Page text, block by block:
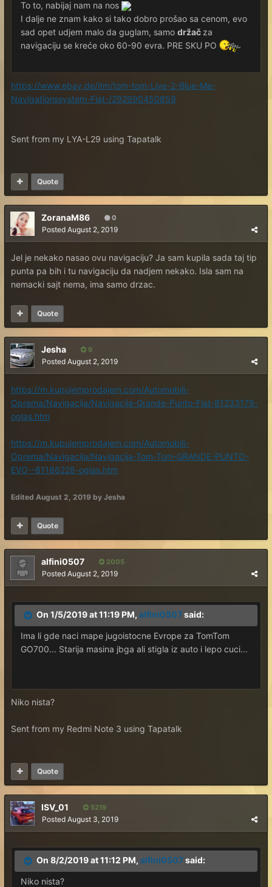
To to, nabijaj nam na nos
I dalje ne znam kako si tako dobro prošao sa cenom, evo
sad opet udjem malo da guglam, samo držač za
navigaciju se kreće oko 60-90 evra. PRE SKU PO
https://www.ebay.de/itm/tom-tom-Live-2-Blue-Me-
Navigationssystem-Fiat-/292990450859
Sent from my LYA-L29 using Tapatalk
Quote
ZoranaM86 0
Posted August 2, 2019
Jel je nekako nasao ovu navigaciju? Ja sam kupila sada taj tip
punta pa bih i tu navigaciju da nadjem nekako. Isla sam na
nemacki sajt nema, ima samo drzac.
Quote
Jesha 9
Posted August 2, 2019
https://m.kupujemprodajem.com/Automobili-
Oprema/Navigacija/Navigacija-Grande-Punto-Fiat-81233179-
oglas.htm
https://m.kupujemprodajem.com/Automobili-
Oprema/Navigacija/Navigacija-Tom-Tom-GRANDE-PUNTO-
EVO--81186228-oglas.htm
Edited August 2, 2019 by Jesha
Quote
alfini0507 2005
Posted August 2, 2019
On 1/5/2019 at 11:19 PM, alfini0507said:
Ima li gde naci mape jugoistocne Evrope za TomTom
GO700... Starija masina jbga ali stigla iz auto i lepo cuci...
Niko nista?
Sent from my Redmi Note 3 using Tapatalk
Quote
ISV_01 5219
Posted August 3, 2019
On 8/2/2019 at 11:12 PM, alfini0507said:
Niko nista?